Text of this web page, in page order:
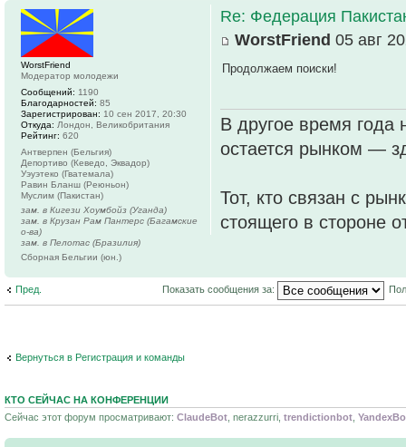
Re: Федерация
WorstFriend 05 авг
Продолжаем поиски!
В другое время года
остается рынком —
Тот, кто связан с
стоящего в стороне
WorstFriend
Модератор молодежи
Сообщений: 1190
Благодарностей: 85
Зарегистрирован: 10 сен 2017, 20:30
Откуда: Лондон, Великобритания
Рейтинг: 620
Антверпен (Бельгия)
Депортиво (Кеведо, Эквадор)
Уэуэтеко (Гватемала)
Равин Бланш (Реюньон)
Муслим (Пакистан)
зам. в Кигези Хоумбойз (Уганда)
зам. в Крузан Рам Пантерс (Багамские
о-ва)
зам. в Пелотас (Бразилия)
Сборная Бельгии (юн.)
Пред. Показать сообщения за:
Вернуться в Регистрация и команды
КТО СЕЙЧАС НА КОНФЕРЕНЦИИ
Сейчас этот форум просматривают: ClaudeBot , nerazzurri, trendictionbot